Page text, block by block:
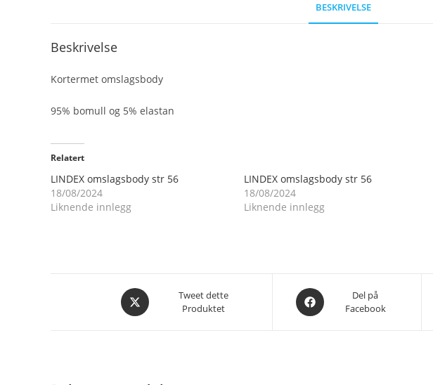
BESKRIVELSE
Beskrivelse
Kortermet omslagsbody
95% bomull og 5% elastan
Relatert
LINDEX omslagsbody str 56
18/08/2024
Liknende innlegg
LINDEX omslagsbody str 56
18/08/2024
Liknende innlegg
Åpnes
i
Tweet dette
Produktet
Åpnes
i
Del på
Facebook